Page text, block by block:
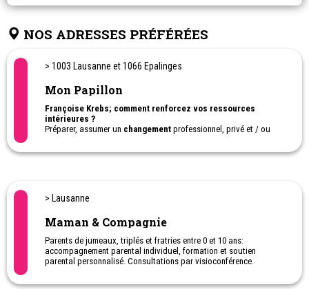
NOS ADRESSES PRÉFÉRÉES
> 1003 Lausanne et 1066 Epalinges
Mon Papillon
Françoise Krebs; comment renforcez vos ressources
intérieures ?
Préparer, assumer un changement professionnel, privé et / ou
> Lausanne
Maman & Compagnie
Parents de jumeaux, triplés et fratries entre 0 et 10 ans:
accompagnement parental individuel, formation et soutien
parental personnalisé. Consultations par visioconférence.